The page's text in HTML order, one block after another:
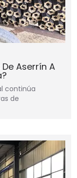
Aserrín A
continúa
de